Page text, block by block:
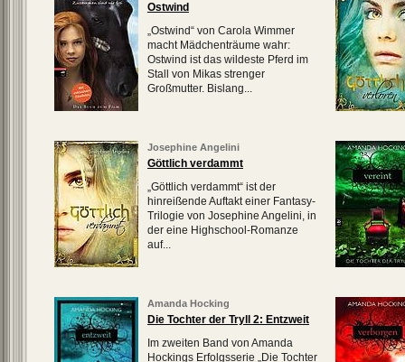
Ostwind
„Ostwind“ von Carola Wimmer
macht Mädchenträume wahr:
Ostwind ist das wildeste Pferd im
Stall von Mikas strenger
Großmutter. Bislang...
Josephine Angelini
Göttlich verdammt
„Göttlich verdammt“ ist der
hinreißende Auftakt einer Fantasy-
Trilogie von Josephine Angelini, in
der eine Highschool-Romanze
auf...
Amanda Hocking
Die Tochter der Tryll 2: Entzweit
Im zweiten Band von Amanda
Hockings Erfolgsserie „Die Tochter